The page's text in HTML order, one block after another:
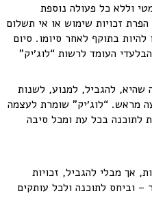
וללא כל פעולה נוספת
זכויות שימוש או אי תשלום
בתוקף לאחר סיומו. סיום
העומד לרשות “לוג׳יק”
שהיא, להגביל, למנוע, לשנות
מראש. “לוג׳יק” שומרת לעצמה
לתוכנה בכל עת ומכל סיבה
אך מבלי להגביל, זכויות
– וביחס לתוכנה ולכל עותקים